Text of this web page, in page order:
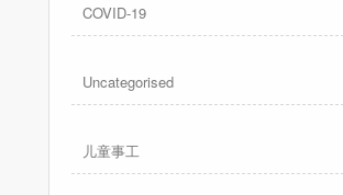
COVID-19
Uncategorised
儿童事工